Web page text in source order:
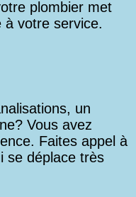
plombier met
à votre service.
un
Vous avez
Faites appel à
se déplace très